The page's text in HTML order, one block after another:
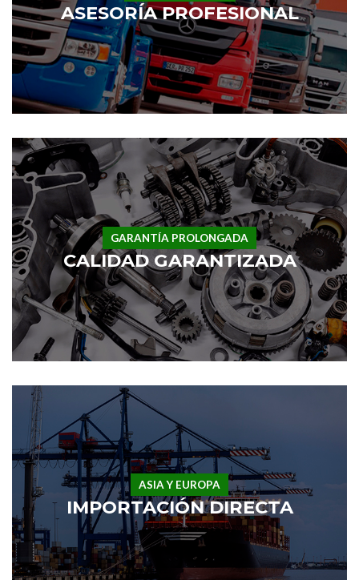
ASESORÍA PROFESIONAL
GARANTÍA PROLONGADA
CALIDAD GARANTIZADA
ASIA Y EUROPA
IMPORTACIÓN DIRECTA